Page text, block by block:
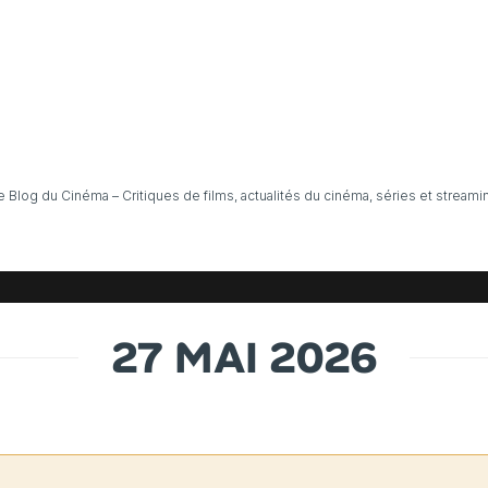
Blog du Cinéma – Critiques de films, actualités du cinéma, séries et
27 MAI 2026